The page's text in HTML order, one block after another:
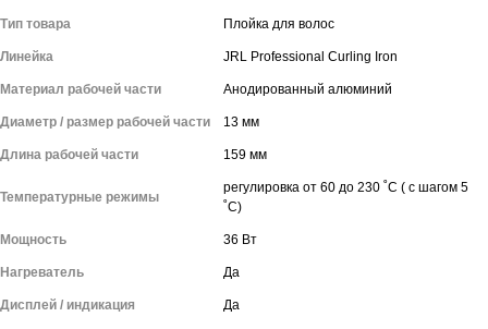
Тип товара Плойка для волос
Линейка JRL Professional Curling Iron
Материал рабочей части Анодированный алюминий
Диаметр / размер рабочей части 13 мм
Длина рабочей части 159 мм
Температурные режимы
регулировка от 60 до 230 ˚С ( с шагом 5
˚С)
Мощность 36 Вт
Нагреватель Да
Дисплей / индикация Да